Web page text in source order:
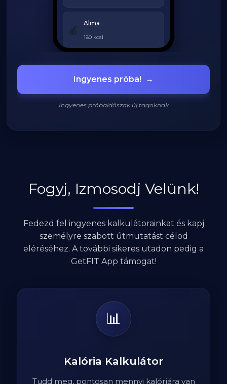
🍎
Alma
180 kcal
Grillezett csirke
420 kcal
Ingyenes próba! →
Ingyenes próbaidőszak új tagoknak
Fogyj, Izmosodj Velünk!
Fedezd fel ingyenes kalkulátorainkat és kapj
személyre szabott útmutatást célod
eléréséhez. A további sikeres utadon pedig a
GetFIT App támogat!
📊
Kalória Kalkulátor
Tudd meg, pontosan mennyi kalóriára van